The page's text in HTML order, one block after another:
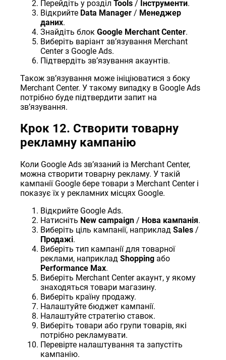
Перейдіть у розділTools / Інструменти.
Відкрийте Data Manager / Менеджер
даних.
Знайдіть блокGoogle Merchant Center.
Виберіть варіант звʼязування Merchant
Center з Google Ads.
Підтвердіть звʼязування акаунтів.
Також звʼязування може ініціюватися з боку
Merchant Center. У такому випадку в Google Ads
потрібно буде підтвердити запит на
звʼязування.
Крок 12. Створити товарну
рекламну кампанію
Коли Google Ads звʼязаний із Merchant Center,
можна створити товарну рекламу. У такій
кампанії Google бере товари з Merchant Center і
показує їх у рекламних місцях Google.
Відкрийте Google Ads.
Натисніть New campaign / Нова кампанія.
Виберіть ціль кампанії, наприкладSales /
Продажі.
Виберіть тип кампанії для товарної
реклами, наприкладShopping або
Performance Max.
Виберіть Merchant Center акаунт, у якому
знаходяться товари магазину.
Виберіть країну продажу.
Налаштуйте бюджет кампанії.
Налаштуйте стратегію ставок.
Виберіть товари або групи товарів, які
потрібно рекламувати.
Перевірте налаштування та запустіть
кампанію.